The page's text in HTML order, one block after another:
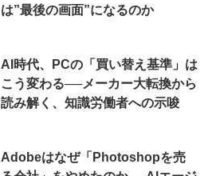
は”最後の画面”になるのか
AI時代、PCの「買い替え基準」は
こう変わる──メーカー大転換から
読み解く、知識労働者への示唆
Adobeはなぜ「Photoshopを売